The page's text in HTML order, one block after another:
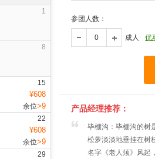
1
8
15
¥608
余位>9
22
¥608
余位>9
29
参团人数：
成人 优
产品经理推荐：
毕棚沟：毕棚沟的树
松萝淡淡地垂挂在树
名字《老人须》风起